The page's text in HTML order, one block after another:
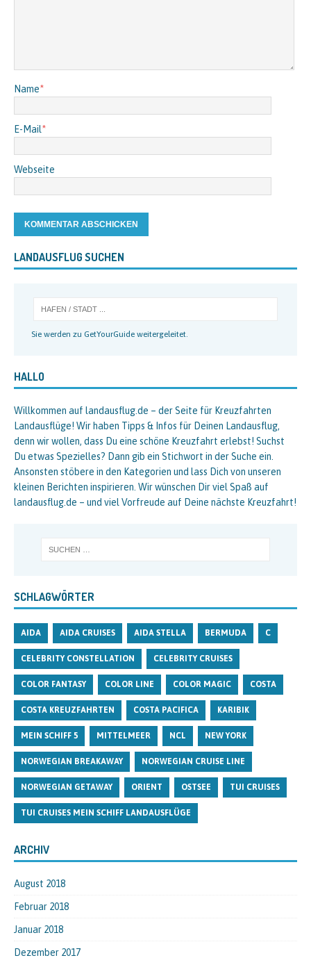
Name*
E-Mail*
Webseite
LANDAUSFLUG SUCHEN
Sie werden zu GetYourGuide weitergeleitet.
HALLO
Willkommen auf landausflug.de – der Seite für Kreuzfahrten
Landausflüge! Wir haben Tipps & Infos für Deinen Landausflug,
denn wir wollen, dass Du eine schöne Kreuzfahrt erlebst! Suchst
Du etwas Spezielles? Dann gib ein Stichwort in der Suche ein.
Ansonsten stöbere in den Kategorien und lass Dich von unseren
kleinen Berichten inspirieren. Wir wünschen Dir viel Spaß auf
landausflug.de – und viel Vorfreude auf Deine nächste Kreuzfahrt!
SCHLAGWÖRTER
AIDA AIDA CRUISES AIDA STELLA BERMUDA C
CELEBRITY CONSTELLATION CELEBRITY CRUISES
COLOR FANTASY COLOR LINE COLOR MAGIC COSTA
COSTA KREUZFAHRTEN COSTA PACIFICA KARIBIK
MEIN SCHIFF 5 MITTELMEER NCL NEW YORK
NORWEGIAN BREAKAWAY NORWEGIAN CRUISE LINE
NORWEGIAN GETAWAY ORIENT OSTSEE TUI CRUISES
TUI CRUISES MEIN SCHIFF LANDAUSFLÜGE
ARCHIV
August 2018
Februar 2018
Januar 2018
Dezember 2017